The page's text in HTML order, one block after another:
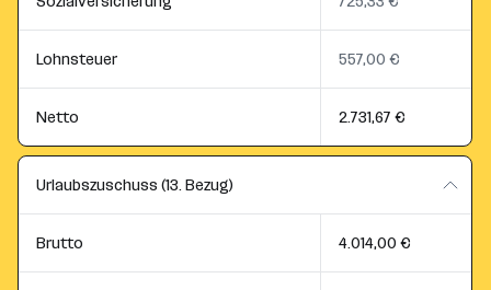
Lohnsteuer 557,00 €
Netto 2.731,67 €
Urlaubszuschuss (13. Bezug)
Brutto 4.014,00 €